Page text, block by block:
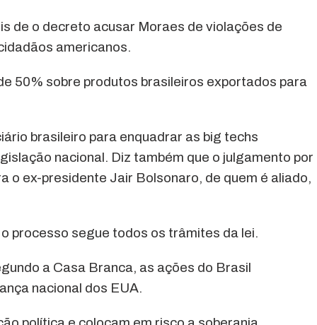
de o decreto acusar Moraes de violações de
americanos.
50% sobre produtos brasileiros exportados para
brasileiro para enquadrar as big techs
nacional. Diz também que o julgamento por
o ex-presidente Jair Bolsonaro, de quem é aliado,
processo segue todos os trâmites da lei.
a Casa Branca, as ações do Brasil
nacional dos EUA.